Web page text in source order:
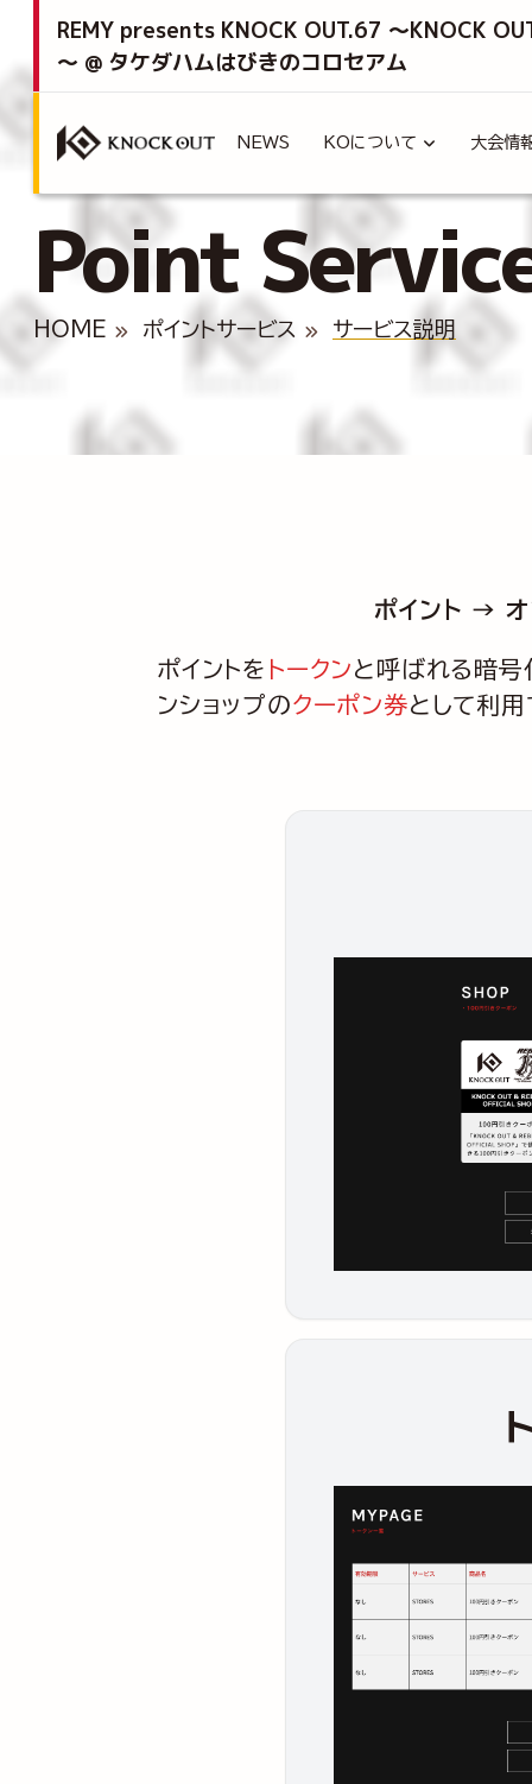
REMY presents KNOCK OUT.67 ～KNOCK
～ @ タケダハムはびきのコロセアム
NEWS KOについて 大会情
Point
HOME ポイントサービス サービス説明
ポイント → オ
ポイントを トークン と呼ばれる暗号
ンショップのクーポン券として利用